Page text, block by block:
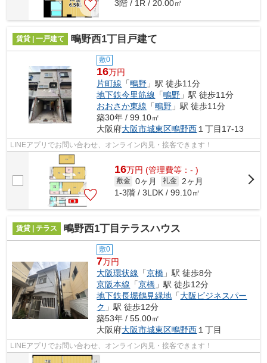
3階 / 1R / 20.00㎡
賃貸 | 一戸建て 鴫野西1丁目戸建て
敷0
16万円
片町線 「鴫野 」駅 徒歩11分
地下鉄今里筋線 「鴫野 」駅 徒歩11分
おおさか東線 「鴫野 」駅 徒歩11分
築30年 / 99.10㎡
大阪府大阪市城東区鴫野西１丁目17-13
LINEアプリでお問い合わせ、オンライン内見・接客できます！
16万円 (管理費等：- )
敷金 0ヶ月 礼金
2ヶ月
1-3階 / 3LDK / 99.10㎡
賃貸 | テラス 鴫野西1丁目テラスハウス
敷0
7万円
大阪環状線 「京橋 」駅 徒歩8分
京阪本線 「京橋 」駅 徒歩12分
地下鉄長堀鶴見緑地 「大阪ビジネスパー
ク 」駅 徒歩12分
築53年 / 55.00㎡
大阪府大阪市城東区鴫野西 １丁目
LINEアプリでお問い合わせ、オンライン内見・接客できます！